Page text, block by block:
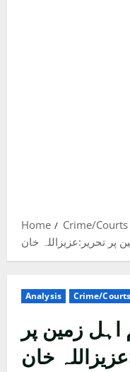
Home
Crime/Courts
پر تحریر:عزیزاللہ خان
Analysis Crime/Courts
زمین پر
خان